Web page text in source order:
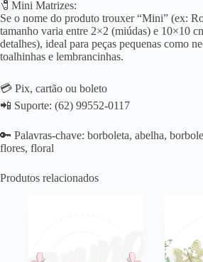
🧷Mini Matrizes:
Se o nome do produto trouxer “Mini” (ex:
tamanho varia entre 2×2 (miúdas) e 10×10
detalhes), ideal para peças pequenas como
toalhinhas e lembrancinhas.
💳 Pix, cartão ou boleto
📲 Suporte: (62) 99552-0117
🔑 Palavras-chave: borboleta, abelha,
flores, floral
Produtos relacionados